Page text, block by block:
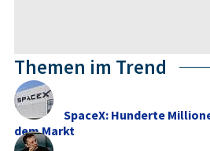
Themen im Trend
SpaceX: Hunderte
dem Markt